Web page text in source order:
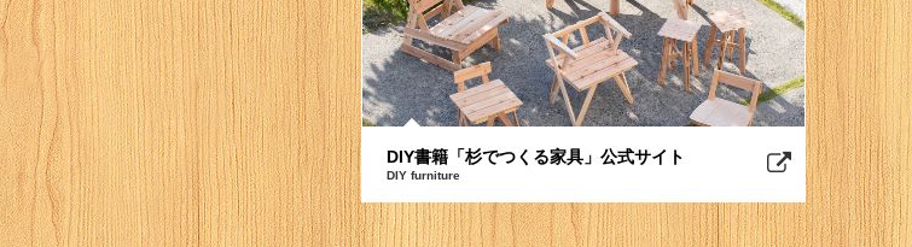
DIY書籍「杉でつくる家具」公式サイト
DIY furniture